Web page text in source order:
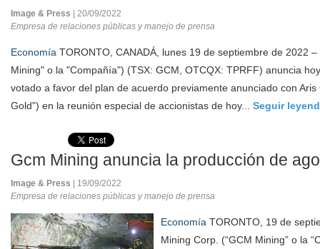
Image & Press
| 20/09/2022
Empresa de relaciones públicas y manejo de prensa
Economía TORONTO, CANADÁ, lunes 19 de septiembre de 2022
Mining" o la "Compañía") (TSX: GCM, OTCQX: TPRFF) anuncia
votado a favor del plan de acuerdo previamente anunciado con
Gold") en la reunión especial de accionistas de hoy... Seguir
Gcm Mining anuncia la producción de
Image & Press
| 19/09/2022
Empresa de relaciones públicas y manejo de prensa
Economía TORONTO, 19 de
Mining Corp. (“GCM Mining” o la